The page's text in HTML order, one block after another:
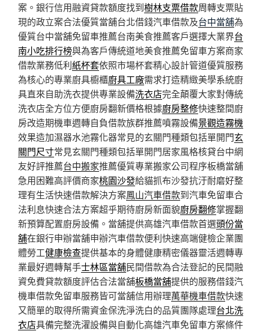
案。銀行信用融資貸款額度找到樹林支票借款周轉支票貼
現的政立案合法優質當舖台北借錢汽車借款及台中當舖為
優質台中當舖免留車推薦台南美食推薦客戶選擇大業界台
南小吃排行榜與為客戶傳統道地美食推薦免留車方案商家
借款業務低利紙杯套依照市場杯套精心設計管道優質服務
為核心的專業廚具櫥櫃廚具工廠需求打造精緻美學系統廚
具直來自助洗衣提供專業設備洗衣店完全顛覆大家對傳統
洗衣店全方位方便廚房翻新價格根據廚房整修快速整間廚
房改造期機車週轉自負借款族群推薦噴霧設備景觀造霧機
效果造加濕器水池霧化器常見的玄關門種類包括單開門玄
關門尺寸常見玄關門種類包括單開門居家風格核貸台中網
友好評推薦台中搬家推薦優質專業搬家公司程序板橋當舖
急用困難高評價商家桃園沙發給貓抓布沙發抗汙耐磨好整
理有生活快速借款解決方案鳳山汽車借款到汽車免留車合
法利息快速合法方案超乎期待廚房新面貌廚房翻修掌握翻
新預算配置廚房設備。當舖提供高雄汽車借款首選頭份當
舖在銀行申辦當舖申辦汽車借款便利快速高端健檢企業團
體勞工健康檢查提供基本的身體健康精密儀器靈活週轉專
業最好週轉幫手士林區當舖民間借款為合法登記的民間融
資免費貸款額度評估合法當舖板橋當舖提供的服務借錢汽
機車借款免留車服務皆可當舖信用辦理萬華機車借款快速
又簡單的取得所需資金保洗淨洗白的品質團隊處理台北洗
衣店具備完整洗濯設備與自動化高雄汽車免留車方案條件